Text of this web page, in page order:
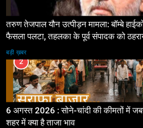
तरुण तेजपाल यौन उत्पीड़न मामला: बॉम्बे
फैसला पलटा, तहलका के पूर्व संपादक को
बड़ी ख़बर
2
6 अगस्त 2026 : सोने-चांदी की कीमतों में
शहर में क्या है ताजा भाव